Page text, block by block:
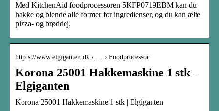
Med KitchenAid foodprocessoren 5KFP0719EBM kan du
hakke og blende alle former for ingredienser, og du kan ælte
pizza- og brøddej.
http s://www.elgiganten.dk › … › Foodprocessor
Korona 25001 Hakkemaskine 1 stk –
Elgiganten
Korona 25001 Hakkemaskine 1 stk | Elgiganten